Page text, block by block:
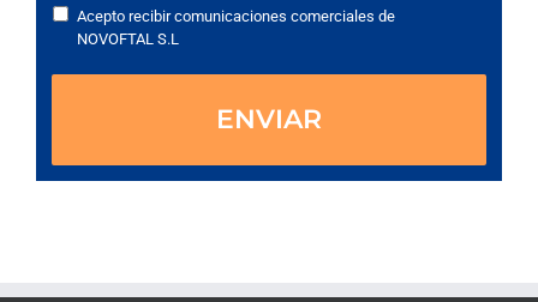
Acepto recibir comunicaciones comerciales de
NOVOFTAL S.L